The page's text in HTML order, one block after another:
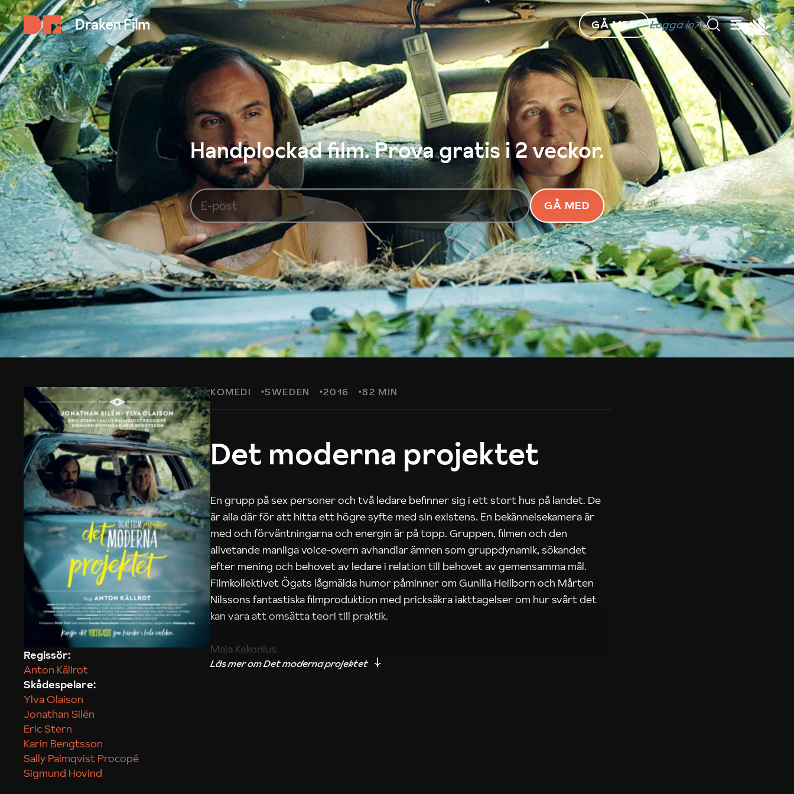
Draken Film GÅ MED Logga in
Handplockad film. Prova gratis i 2 veckor.
GÅ MED
KOMEDI SWEDEN 2016 82 MIN
Det moderna projektet
En grupp på sex personer och två ledare befinner sig i ett stort hus på landet. De
är alla där för att hitta ett högre syfte med sin existens. En bekännelsekamera är
med och förväntningarna och energin är på topp. Gruppen, filmen och den
allvetande manliga voice-overn avhandlar ämnen som gruppdynamik, sökandet
efter mening och behovet av ledare i relation till behovet av gemensamma mål.
Filmkollektivet Ögats lågmälda humor påminner om Gunilla Heilborn och Mårten
Nilssons fantastiska filmproduktion med pricksäkra iakttagelser om hur svårt det
kan vara att omsätta teori till praktik.
Maja Kekonius
Regissör:
Anton Källrot
Skådespelare:
Ylva Olaison
Jonathan Silén
Eric Stern
Karin Bengtsson
Sally Palmqvist Procopé
Sigmund Hovind